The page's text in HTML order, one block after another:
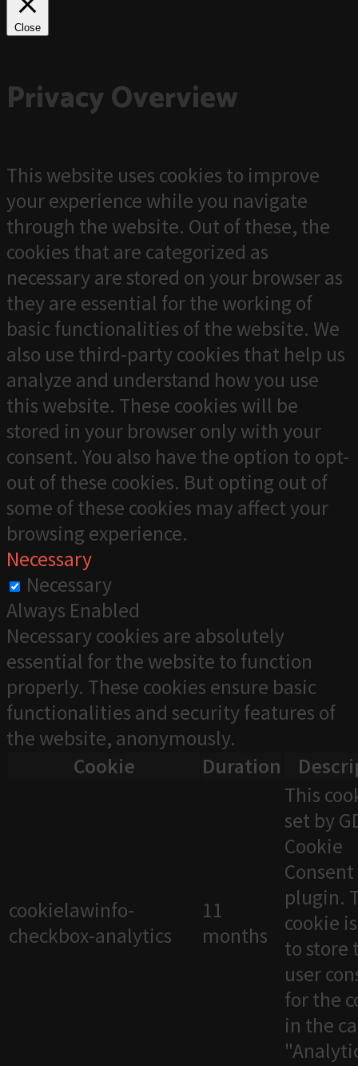
Close
Privacy Overview
This website uses cookies to improve
your experience while you navigate
through the website. Out of these, the
cookies that are categorized as
necessary are stored on your browser as
they are essential for the working of
basic functionalities of the website. We
also use third-party cookies that help us
analyze and understand how you use
this website. These cookies will be
stored in your browser only with your
consent. You also have the option to opt-
out of these cookies. But opting out of
some of these cookies may affect your
browsing experience.
Necessary
Necessary
Always Enabled
Necessary cookies are absolutely
essential for the website to function
properly. These cookies ensure basic
functionalities and security features of
the website, anonymously.
Cookie
Duration
cookielawinfo-
checkbox-analytics
11
months
This
set by
Cookie
Consent
plugin.
cookie
to store
user
for the
in the